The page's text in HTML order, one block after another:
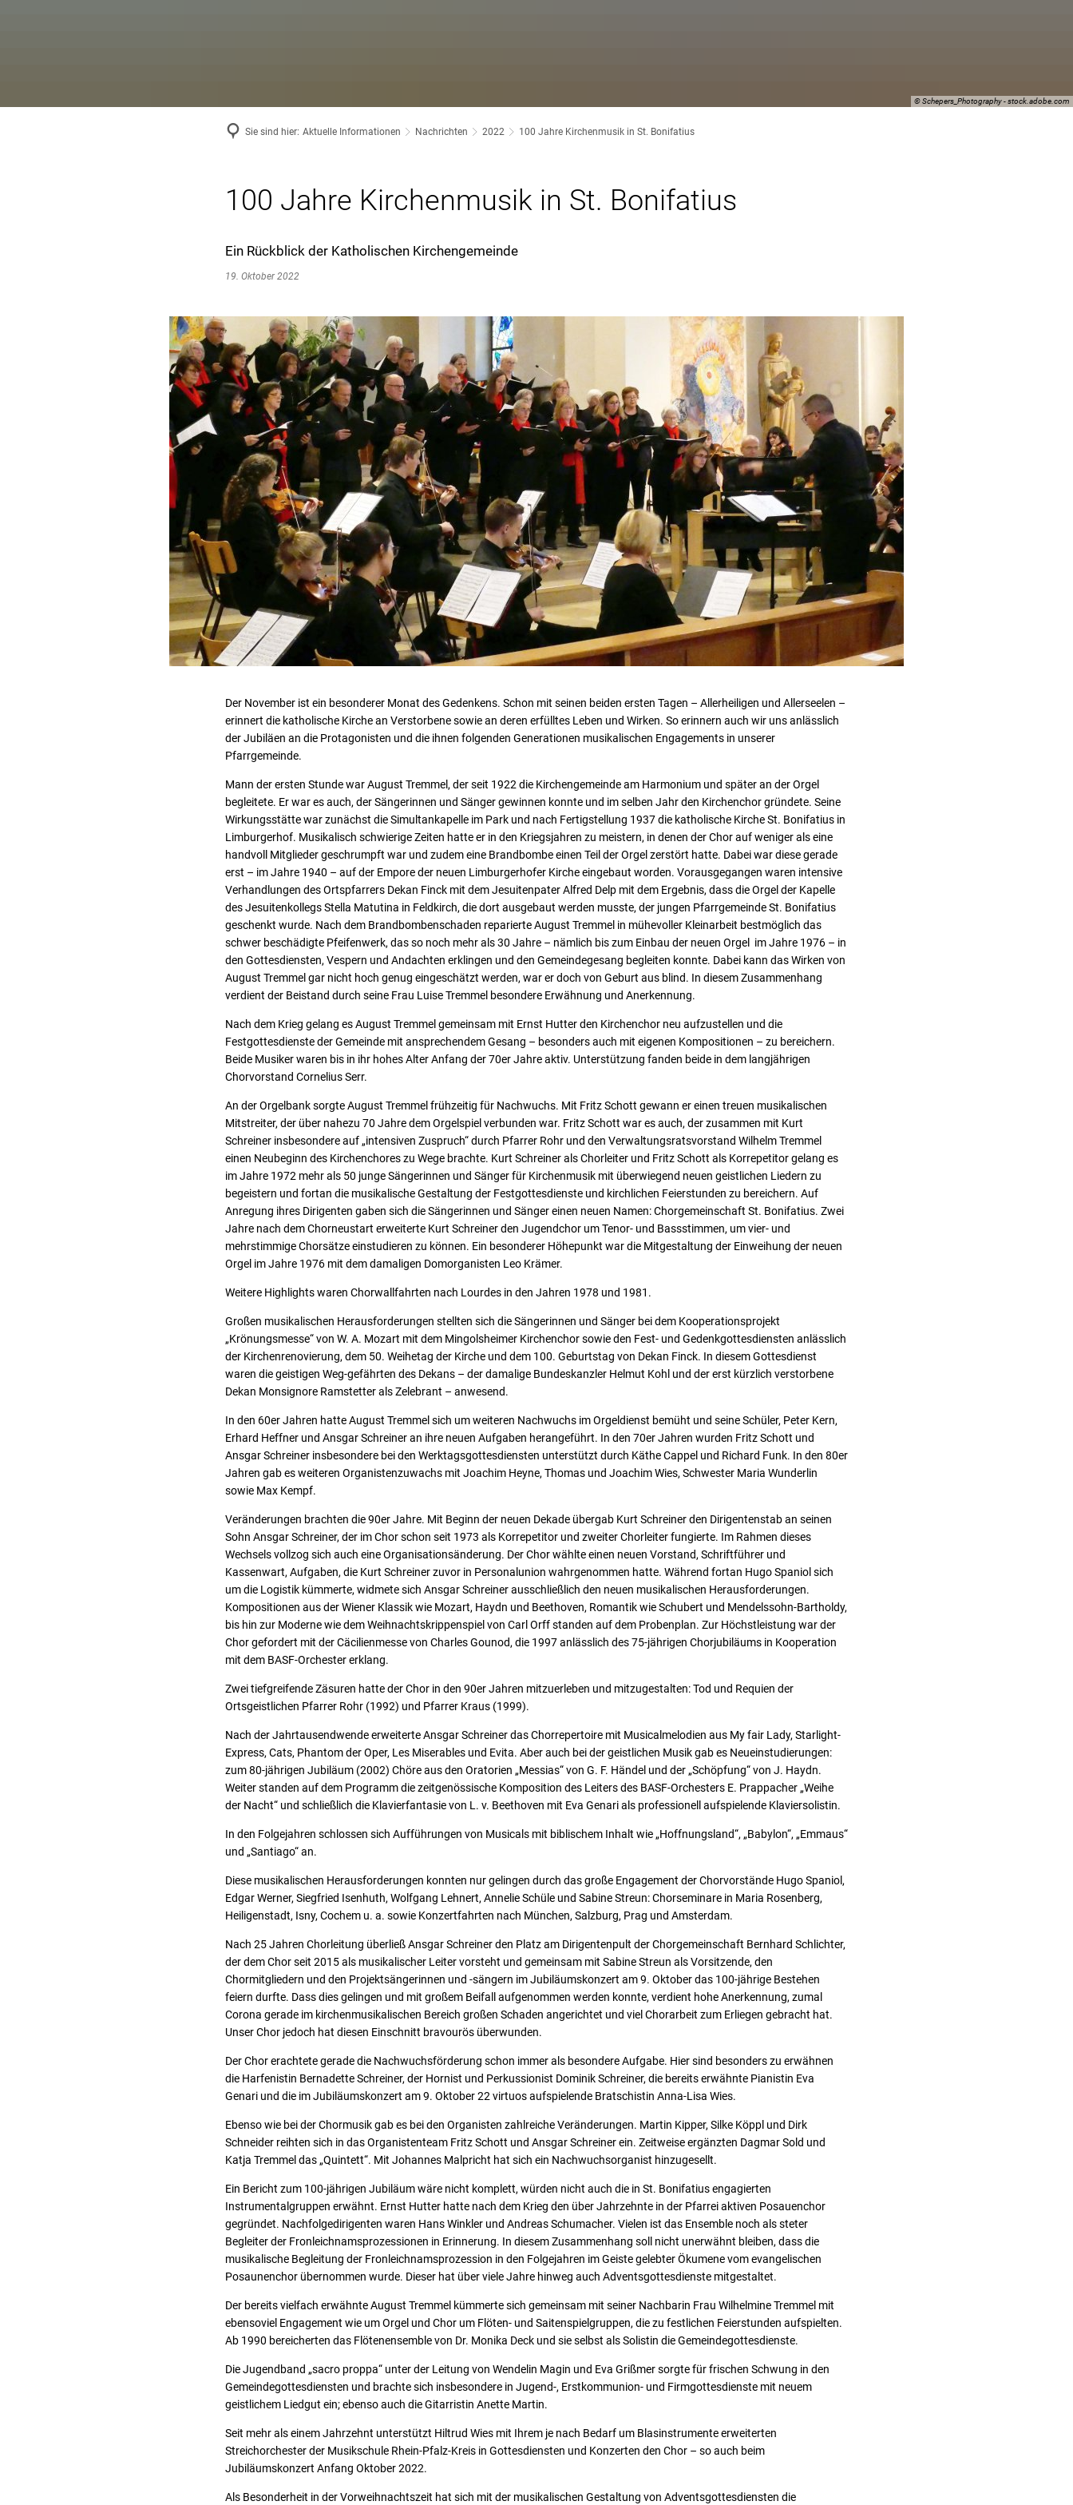
© Schepers_Photography - stock.adobe.com
Sie sind hier: Aktuelle Informationen Nachrichten 2022 100 Jahre Kirchenmusik in St. Bonifatius
100 Jahre Kirchenmusik in St. Bonifatius
Ein Rückblick der Katholischen Kirchengemeinde
19. Oktober 2022
Der November ist ein besonderer Monat des Gedenkens. Schon mit seinen beiden ersten Tagen – Allerheiligen und Allerseelen –
erinnert die katholische Kirche an Verstorbene sowie an deren erfülltes Leben und Wirken. So erinnern auch wir uns anlässlich
der Jubiläen an die Protagonisten und die ihnen folgenden Generationen musikalischen Engagements in unserer
Pfarrgemeinde.
Mann der ersten Stunde war August Tremmel, der seit 1922 die Kirchengemeinde am Harmonium und später an der Orgel
begleitete. Er war es auch, der Sängerinnen und Sänger gewinnen konnte und im selben Jahr den Kirchenchor gründete. Seine
Wirkungsstätte war zunächst die Simultankapelle im Park und nach Fertigstellung 1937 die katholische Kirche St. Bonifatius in
Limburgerhof. Musikalisch schwierige Zeiten hatte er in den Kriegsjahren zu meistern, in denen der Chor auf weniger als eine
handvoll Mitglieder geschrumpft war und zudem eine Brandbombe einen Teil der Orgel zerstört hatte. Dabei war diese gerade
erst – im Jahre 1940 – auf der Empore der neuen Limburgerhofer Kirche eingebaut worden. Vorausgegangen waren intensive
Verhandlungen des Ortspfarrers Dekan Finck mit dem Jesuitenpater Alfred Delp mit dem Ergebnis, dass die Orgel der Kapelle
des Jesuitenkollegs Stella Matutina in Feldkirch, die dort ausgebaut werden musste, der jungen Pfarrgemeinde St. Bonifatius
geschenkt wurde. Nach dem Brandbombenschaden reparierte August Tremmel in mühevoller Kleinarbeit bestmöglich das
schwer beschädigte Pfeifenwerk, das so noch mehr als 30 Jahre – nämlich bis zum Einbau der neuen Orgel im Jahre 1976 – in
den Gottesdiensten, Vespern und Andachten erklingen und den Gemeindegesang begleiten konnte. Dabei kann das Wirken von
August Tremmel gar nicht hoch genug eingeschätzt werden, war er doch von Geburt aus blind. In diesem Zusammenhang
verdient der Beistand durch seine Frau Luise Tremmel besondere Erwähnung und Anerkennung.
Nach dem Krieg gelang es August Tremmel gemeinsam mit Ernst Hutter den Kirchenchor neu aufzustellen und die
Festgottesdienste der Gemeinde mit ansprechendem Gesang – besonders auch mit eigenen Kompositionen – zu bereichern.
Beide Musiker waren bis in ihr hohes Alter Anfang der 70er Jahre aktiv. Unterstützung fanden beide in dem langjährigen
Chorvorstand Cornelius Serr.
An der Orgelbank sorgte August Tremmel frühzeitig für Nachwuchs. Mit Fritz Schott gewann er einen treuen musikalischen
Mitstreiter, der über nahezu 70 Jahre dem Orgelspiel verbunden war. Fritz Schott war es auch, der zusammen mit Kurt
Schreiner insbesondere auf „intensiven Zuspruch“ durch Pfarrer Rohr und den Verwaltungsratsvorstand Wilhelm Tremmel
einen Neubeginn des Kirchenchores zu Wege brachte. Kurt Schreiner als Chorleiter und Fritz Schott als Korrepetitor gelang es
im Jahre 1972 mehr als 50 junge Sängerinnen und Sänger für Kirchenmusik mit überwiegend neuen geistlichen Liedern zu
begeistern und fortan die musikalische Gestaltung der Festgottesdienste und kirchlichen Feierstunden zu bereichern. Auf
Anregung ihres Dirigenten gaben sich die Sängerinnen und Sänger einen neuen Namen: Chorgemeinschaft St. Bonifatius. Zwei
Jahre nach dem Chorneustart erweiterte Kurt Schreiner den Jugendchor um Tenor- und Bassstimmen, um vier- und
mehrstimmige Chorsätze einstudieren zu können. Ein besonderer Höhepunkt war die Mitgestaltung der Einweihung der neuen
Orgel im Jahre 1976 mit dem damaligen Domorganisten Leo Krämer.
Weitere Highlights waren Chorwallfahrten nach Lourdes in den Jahren 1978 und 1981.
Großen musikalischen Herausforderungen stellten sich die Sängerinnen und Sänger bei dem Kooperationsprojekt
„Krönungsmesse“ von W. A. Mozart mit dem Mingolsheimer Kirchenchor sowie den Fest- und Gedenkgottesdiensten anlässlich
der Kirchenrenovierung, dem 50. Weihetag der Kirche und dem 100. Geburtstag von Dekan Finck. In diesem Gottesdienst
waren die geistigen Weg-gefährten des Dekans – der damalige Bundeskanzler Helmut Kohl und der erst kürzlich verstorbene
Dekan Monsignore Ramstetter als Zelebrant – anwesend.
In den 60er Jahren hatte August Tremmel sich um weiteren Nachwuchs im Orgeldienst bemüht und seine Schüler, Peter Kern,
Erhard Heffner und Ansgar Schreiner an ihre neuen Aufgaben herangeführt. In den 70er Jahren wurden Fritz Schott und
Ansgar Schreiner insbesondere bei den Werktagsgottesdiensten unterstützt durch Käthe Cappel und Richard Funk. In den 80er
Jahren gab es weiteren Organistenzuwachs mit Joachim Heyne, Thomas und Joachim Wies, Schwester Maria Wunderlin
sowie Max Kempf.
Veränderungen brachten die 90er Jahre. Mit Beginn der neuen Dekade übergab Kurt Schreiner den Dirigentenstab an seinen
Sohn Ansgar Schreiner, der im Chor schon seit 1973 als Korrepetitor und zweiter Chorleiter fungierte. Im Rahmen dieses
Wechsels vollzog sich auch eine Organisationsänderung. Der Chor wählte einen neuen Vorstand, Schriftführer und
Kassenwart, Aufgaben, die Kurt Schreiner zuvor in Personalunion wahrgenommen hatte. Während fortan Hugo Spaniol sich
um die Logistik kümmerte, widmete sich Ansgar Schreiner ausschließlich den neuen musikalischen Herausforderungen.
Kompositionen aus der Wiener Klassik wie Mozart, Haydn und Beethoven, Romantik wie Schubert und Mendelssohn-Bartholdy,
bis hin zur Moderne wie dem Weihnachtskrippenspiel von Carl Orff standen auf dem Probenplan. Zur Höchstleistung war der
Chor gefordert mit der Cäcilienmesse von Charles Gounod, die 1997 anlässlich des 75-jährigen Chorjubiläums in Kooperation
mit dem BASF-Orchester erklang.
Zwei tiefgreifende Zäsuren hatte der Chor in den 90er Jahren mitzuerleben und mitzugestalten: Tod und Requien der
Ortsgeistlichen Pfarrer Rohr (1992) und Pfarrer Kraus (1999).
Nach der Jahrtausendwende erweiterte Ansgar Schreiner das Chorrepertoire mit Musicalmelodien aus My fair Lady, Starlight-
Express, Cats, Phantom der Oper, Les Miserables und Evita. Aber auch bei der geistlichen Musik gab es Neueinstudierungen:
zum 80-jährigen Jubiläum (2002) Chöre aus den Oratorien „Messias“ von G. F. Händel und der „Schöpfung“ von J. Haydn.
Weiter standen auf dem Programm die zeitgenössische Komposition des Leiters des BASF-Orchesters E. Prappacher „Weihe
der Nacht“ und schließlich die Klavierfantasie von L. v. Beethoven mit Eva Genari als professionell aufspielende Klaviersolistin.
In den Folgejahren schlossen sich Aufführungen von Musicals mit biblischem Inhalt wie „Hoffnungsland“, „Babylon“, „Emmaus“
und „Santiago“ an.
Diese musikalischen Herausforderungen konnten nur gelingen durch das große Engagement der Chorvorstände Hugo Spaniol,
Edgar Werner, Siegfried Isenhuth, Wolfgang Lehnert, Annelie Schüle und Sabine Streun: Chorseminare in Maria Rosenberg,
Heiligenstadt, Isny, Cochem u. a. sowie Konzertfahrten nach München, Salzburg, Prag und Amsterdam.
Nach 25 Jahren Chorleitung überließ Ansgar Schreiner den Platz am Dirigentenpult der Chorgemeinschaft Bernhard Schlichter,
der dem Chor seit 2015 als musikalischer Leiter vorsteht und gemeinsam mit Sabine Streun als Vorsitzende, den
Chormitgliedern und den Projektsängerinnen und -sängern im Jubiläumskonzert am 9. Oktober das 100-jährige Bestehen
feiern durfte. Dass dies gelingen und mit großem Beifall aufgenommen werden konnte, verdient hohe Anerkennung, zumal
Corona gerade im kirchenmusikalischen Bereich großen Schaden angerichtet und viel Chorarbeit zum Erliegen gebracht hat.
Unser Chor jedoch hat diesen Einschnitt bravourös überwunden.
Der Chor erachtete gerade die Nachwuchsförderung schon immer als besondere Aufgabe. Hier sind besonders zu erwähnen
die Harfenistin Bernadette Schreiner, der Hornist und Perkussionist Dominik Schreiner, die bereits erwähnte Pianistin Eva
Genari und die im Jubiläumskonzert am 9. Oktober 22 virtuos aufspielende Bratschistin Anna-Lisa Wies.
Ebenso wie bei der Chormusik gab es bei den Organisten zahlreiche Veränderungen. Martin Kipper, Silke Köppl und Dirk
Schneider reihten sich in das Organistenteam Fritz Schott und Ansgar Schreiner ein. Zeitweise ergänzten Dagmar Sold und
Katja Tremmel das „Quintett“. Mit Johannes Malpricht hat sich ein Nachwuchsorganist hinzugesellt.
Ein Bericht zum 100-jährigen Jubiläum wäre nicht komplett, würden nicht auch die in St. Bonifatius engagierten
Instrumentalgruppen erwähnt. Ernst Hutter hatte nach dem Krieg den über Jahrzehnte in der Pfarrei aktiven Posauenchor
gegründet. Nachfolgedirigenten waren Hans Winkler und Andreas Schumacher. Vielen ist das Ensemble noch als steter
Begleiter der Fronleichnamsprozessionen in Erinnerung. In diesem Zusammenhang soll nicht unerwähnt bleiben, dass die
musikalische Begleitung der Fronleichnamsprozession in den Folgejahren im Geiste gelebter Ökumene vom evangelischen
Posaunenchor übernommen wurde. Dieser hat über viele Jahre hinweg auch Adventsgottesdienste mitgestaltet.
Der bereits vielfach erwähnte August Tremmel kümmerte sich gemeinsam mit seiner Nachbarin Frau Wilhelmine Tremmel mit
ebensoviel Engagement wie um Orgel und Chor um Flöten- und Saitenspielgruppen, die zu festlichen Feierstunden aufspielten.
Ab 1990 bereicherten das Flötenensemble von Dr. Monika Deck und sie selbst als Solistin die Gemeindegottesdienste.
Die Jugendband „sacro proppa“ unter der Leitung von Wendelin Magin und Eva Grißmer sorgte für frischen Schwung in den
Gemeindegottesdiensten und brachte sich insbesondere in Jugend-, Erstkommunion- und Firmgottesdienste mit neuem
geistlichem Liedgut ein; ebenso auch die Gitarristin Anette Martin.
Seit mehr als einem Jahrzehnt unterstützt Hiltrud Wies mit Ihrem je nach Bedarf um Blasinstrumente erweiterten
Streichorchester der Musikschule Rhein-Pfalz-Kreis in Gottesdiensten und Konzerten den Chor – so auch beim
Jubiläumskonzert Anfang Oktober 2022.
Als Besonderheit in der Vorweihnachtszeit hat sich mit der musikalischen Gestaltung von Adventsgottesdiensten die